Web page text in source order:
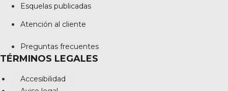
Esquelas publicadas
Atención al cliente
Preguntas frecuentes
TÉRMINOS LEGALES
Accesibilidad